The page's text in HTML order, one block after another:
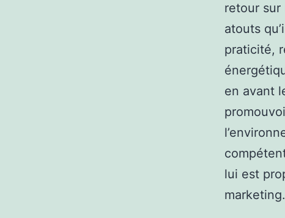
retour
atouts
praticité,
en avant
lui est
marketing.